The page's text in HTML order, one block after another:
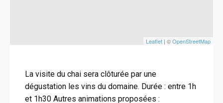
Leaflet | ©OpenStreetMap
La visite du chai sera clôturée par une
dégustation les vins du domaine. Durée : entre 1h
et 1h30 Autres animations proposées :